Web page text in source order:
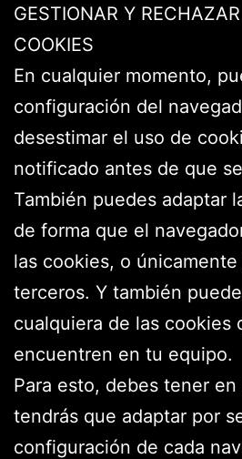
GESTIONAR Y
COOKIES
En cualquier momento,
configuración del
desestimar el uso de
notificado antes de que
También puedes adaptar
de forma que el
las cookies, o
terceros. Y también
cualquiera de las cookies
encuentren en tu equipo.
Para esto, debes tener
tendrás que adaptar por
configuración de cada